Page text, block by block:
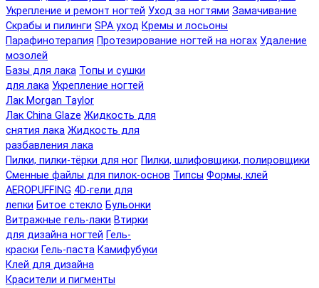
Укрепление и ремонт ногтей Уход за ногтями Замачивание
Скрабы и пилинги SPA уход Кремы и лосьоны
Парафинотерапия Протезирование ногтей на ногах Удаление
мозолей
Базы для лака Топы и сушки
для лака Укрепление ногтей
Лак Morgan Taylor
Лак China Glaze Жидкость для
снятия лака Жидкость для
разбавления лака
Пилки, пилки-тёрки для ног Пилки, шлифовщики, полировщики
Сменные файлы для пилок-основ Типсы Формы, клей
AEROPUFFING 4D-гели для
лепки Битое стекло Бульонки
Витражные гель-лаки Втирки
для дизайна ногтей Гель-
краски Гель-паста Камифубуки
Клей для дизайна
Красители и пигменты